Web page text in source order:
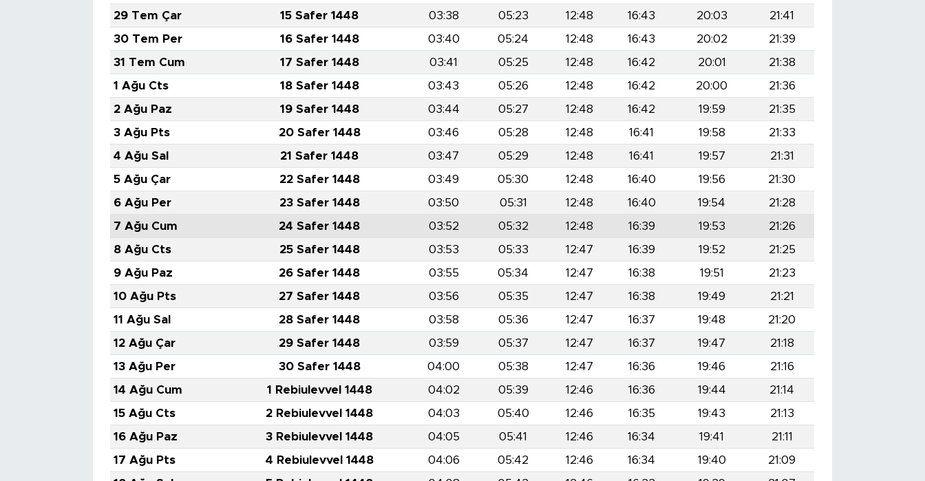
29 Tem Çar
15 Safer 1448 03:38 05:23 12:48 16:43 20:03
21:41
30 Tem Per
16 Safer 1448 03:40 05:24 12:48 16:43 20:02
21:39
31 Tem Cum
17 Safer 1448 03:41 05:25 12:48 16:42 20:01
21:38
1 Ağu Cts
18 Safer 1448 03:43 05:26 12:48 16:42 20:00
21:36
2 Ağu Paz
19 Safer 1448 03:44 05:27 12:48 16:42 19:59
21:35
3 Ağu Pts
20 Safer 1448 03:46 05:28 12:48 16:41 19:58
21:33
4 Ağu Sal
21 Safer 1448 03:47 05:29 12:48 16:41 19:57
21:31
5 Ağu Çar
22 Safer 1448 03:49 05:30 12:48 16:40 19:56
21:30
6 Ağu Per
23 Safer 1448 03:50 05:31 12:48 16:40 19:54
21:28
7 Ağu Cum
24 Safer 1448 03:52 05:32 12:48 16:39 19:53
21:26
8 Ağu Cts
25 Safer 1448 03:53 05:33 12:47 16:39 19:52
21:25
9 Ağu Paz
26 Safer 1448 03:55 05:34 12:47 16:38 19:51
21:23
10 Ağu Pts
27 Safer 1448 03:56 05:35 12:47 16:38 19:49
21:21
11 Ağu Sal
28 Safer 1448 03:58 05:36 12:47 16:37 19:48
21:20
12 Ağu Çar
29 Safer 1448 03:59 05:37 12:47 16:37 19:47
21:18
13 Ağu Per
30 Safer 1448 04:00 05:38 12:47 16:36 19:46
21:16
14 Ağu Cum
1 Rebiulevvel 1448 04:02 05:39 12:46 16:36 19:44
21:14
15 Ağu Cts
2 Rebiulevvel 1448 04:03 05:40 12:46 16:35 19:43
21:13
16 Ağu Paz
3 Rebiulevvel 1448 04:05 05:41 12:46 16:34 19:41
21:11
17 Ağu Pts
4 Rebiulevvel 1448 04:06 05:42 12:46 16:34 19:40
21:09